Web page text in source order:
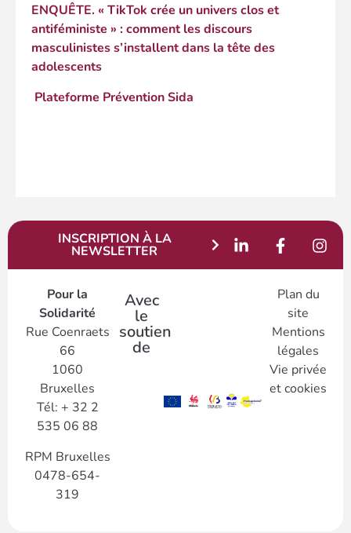
ENQUÊTE. « TikTok crée un univers clos et
antiféministe » : comment les discours
masculinistes s’installent dans la tête des
adolescents
Plateforme Prévention Sida
INSCRIPTION À LA
NEWSLETTER
Pour la
Solidarité
Rue Coenraets
66
1060
Bruxelles
Tél: + 32 2
535 06 88
RPM Bruxelles
0478-654-
319
Avec
le
soutien
de
Plan du
site
Mentions
légales
Vie privée
et cookies